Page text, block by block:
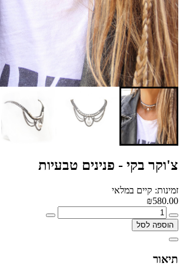
צ'וקר בקי - פנינים טבעיות
זמינות: קיים במלאי
₪580.00
הוספה לסל
תיאור